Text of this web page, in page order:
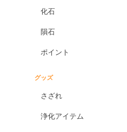
化石
隕石
ポイント
グッズ
さざれ
浄化アイテム